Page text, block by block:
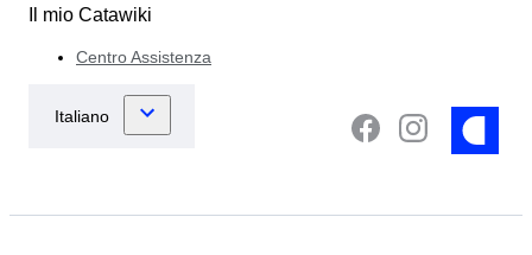
Il mio Catawiki
Centro Assistenza